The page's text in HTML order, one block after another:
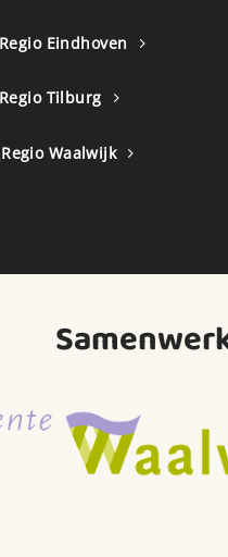
Regio Eindhoven
Regio Tilburg
Regio Waalwijk